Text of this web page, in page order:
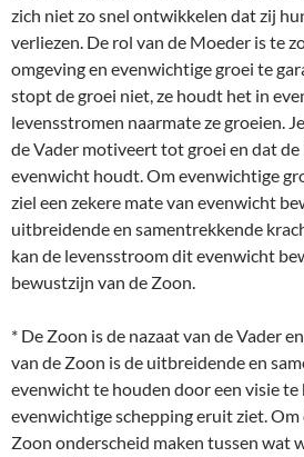
zich niet zo snel ontwikkelen dat zij
verliezen. De rol van de Moeder is te
omgeving en evenwichtige groei te
stopt de groei niet, ze houdt het in
levensstromen naarmate ze groeien.
de Vader motiveert tot groei en dat
evenwicht houdt. Om evenwichtige
ziel een zekere mate van evenwicht
uitbreidende en samentrekkende
kan de levensstroom dit evenwicht
bewustzijn van de Zoon.
* De Zoon is de nazaat van de Vader
van de Zoon is de uitbreidende en
evenwicht te houden door een visie te
evenwichtige schepping eruit ziet.
Zoon onderscheid maken tussen wat